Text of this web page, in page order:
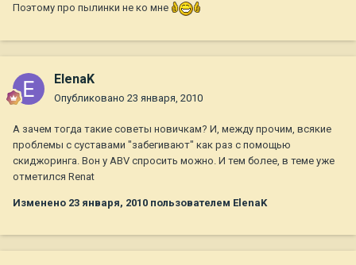
Поэтому про пылинки не ко мне
ElenaK
Опубликовано 23 января, 2010
А зачем тогда такие советы новичкам? И, между прочим, всякие
проблемы с суставами "забегивают" как раз с помощью
скиджоринга. Вон у ABV спросить можно. И тем более, в теме уже
отметился Renat
Изменено 23 января, 2010 пользователем ElenaK